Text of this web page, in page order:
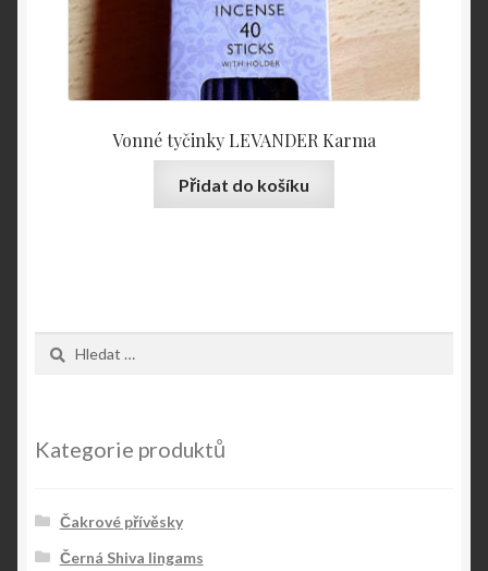
Vonné tyčinky LEVANDER Karma
Přidat do košíku
Kategorie produktů
Čakrové přívěsky
Černá Shiva lingams